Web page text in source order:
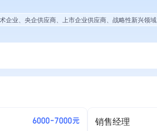
、拥有自主品牌、拥有发明专利、专利授权量同领域前20%、技术布局行业领先、经营年限全国同行前15%、集团成员、权威管理体系认证、权威产品认证、大学生就业贡献、2025年公开项目中标、拥有绿色资质、拥有多项著作权、软件研发量位于同行前5%、连续2年软件研发量增长
6000-7000元 销售经理